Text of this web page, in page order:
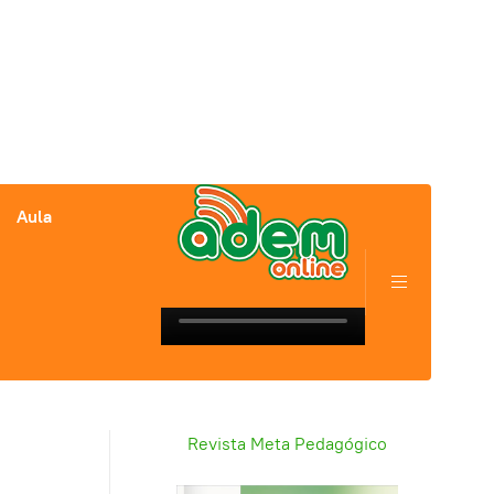
Aula
Revista Meta Pedagógico